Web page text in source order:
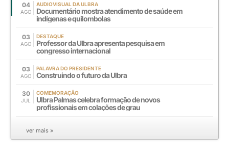
04
AGO
AUDIOVISUAL DA ULBRA
Documentário mostra atendimento de saúde em
indígenas e quilombolas
03
AGO
DESTAQUE
Professor da Ulbra apresenta pesquisa em
congresso internacional
03
AGO
PALAVRA DO PRESIDENTE
Construindo o futuro da Ulbra
30
JUL
COMEMORAÇÃO
Ulbra Palmas celebra formação de novos
profissionais em colações de grau
ver mais »